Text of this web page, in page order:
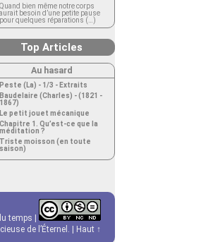
Quand bien même notre corps
aurait besoin d’une petite pause
pour quelques réparations (…)
Top Articles
Au hasard
Peste (La) - 1/3 - Extraits
Baudelaire (Charles) - (1821 -
1867)
Le petit jouet mécanique
Chapitre 1. Qu’est-ce que la
méditation ?
Triste moisson (en toute
saison)
temps |
de l’Éternel. | Haut ↑